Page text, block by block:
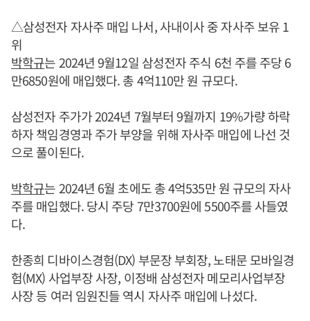
△삼성전자 자사주 매입 나서, 사내이사 중 자사주 보유 1
위
박학규는 2024년 9월12일 삼성전자 주식 6천 주를 주당 6
만6850원에 매입했다. 총 4억110만 원 규모다.
삼성전자 주가가 2024년 7월부터 9월까지 19%가량 하락
하자 책임경영과 주가 부양을 위해 자사주 매입에 나선 것
으로 풀이된다.
박학규는 2024년 6월 초에도 총 4억535만 원 규모의 자사
주를 매입했다. 당시 주당 7만3700원에 5500주를 사들였
다.
한종희 디바이스경험(DX) 부문장 부회장, 노태문 모바일경
험(MX) 사업부장 사장, 이정배 삼성전자 메모리사업부장
사장 등 여러 임원진들 역시 자사주 매입에 나섰다.